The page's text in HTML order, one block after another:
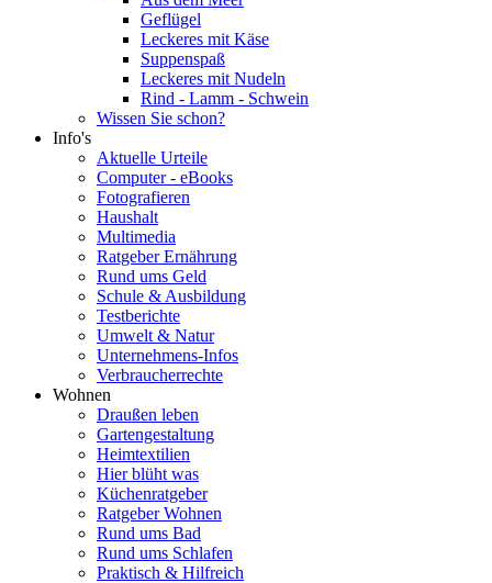
Geflügel
Leckeres mit Käse
Suppenspaß
Leckeres mit Nudeln
Rind - Lamm - Schwein
Wissen Sie schon?
Info's
Aktuelle Urteile
Computer - eBooks
Fotografieren
Haushalt
Multimedia
Ratgeber Ernährung
Rund ums Geld
Schule & Ausbildung
Testberichte
Umwelt & Natur
Unternehmens-Infos
Verbraucherrechte
Wohnen
Draußen leben
Gartengestaltung
Heimtextilien
Hier blüht was
Küchenratgeber
Ratgeber Wohnen
Rund ums Bad
Rund ums Schlafen
Praktisch & Hilfreich